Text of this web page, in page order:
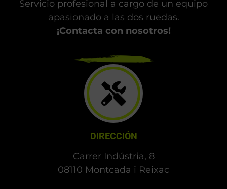
Servicio profesional a cargo de un equipo
apasionado a las dos ruedas.
¡Contacta con nosotros!
DIRECCIÓN
Carrer Indústria, 8
08110 Montcada i Reixac